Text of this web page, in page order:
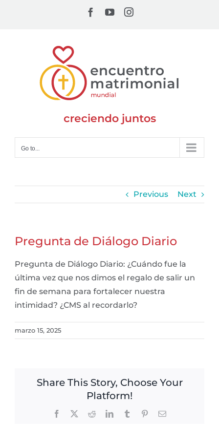
Facebook
YouTubeInstagram
creciendo juntos
Go to...
Previous Next
Pregunta de Diálogo Diario
Pregunta de Diálogo Diario: ¿Cuándo fue la
última vez que nos dimos el regalo de salir un
fin de semana para fortalecer nuestra
intimidad? ¿CMS al recordarlo?
marzo 15, 2025
Share This Story, Choose Your
Platform!
Facebook RedditLinkedInTumblr PinterestEmail